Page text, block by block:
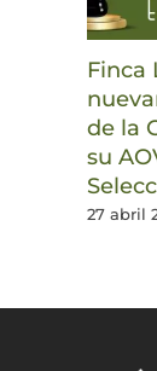
Finca
de la
su
27 abril